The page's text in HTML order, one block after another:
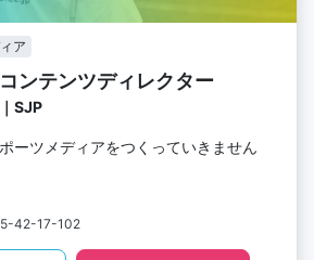
ア
ンテンツディレクター
SJP
ーツメディアをつくっていきません
5-42-17-102